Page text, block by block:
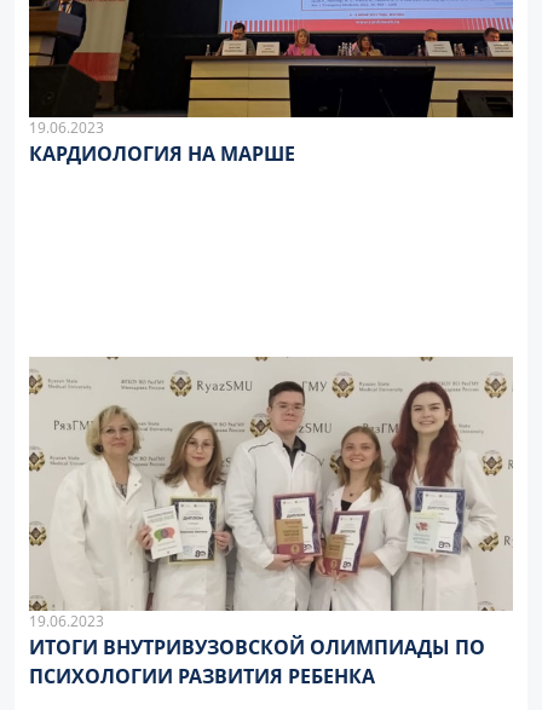
19.06.2023
КАРДИОЛОГИЯ НА МАРШЕ
19.06.2023
ИТОГИ ВНУТРИВУЗОВСКОЙ ОЛИМПИАДЫ ПО
ПСИХОЛОГИИ РАЗВИТИЯ РЕБЕНКА